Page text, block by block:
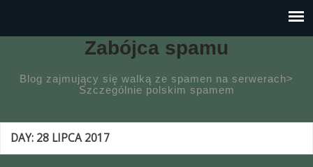
Zabójca spamu
Blog zajmujący się walką ze spamen na serwerach>
Szczególnie polskim spamem
DAY: 28 LIPCA 2017